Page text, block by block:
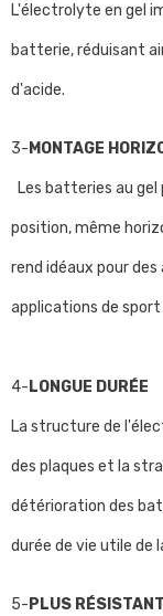
L'électrolyte en gel
batterie, réduisant
d'acide.
3- MONTAGE
Les batteries au
position, même
rend idéaux pour
applications de
4- LONGUE DURÉE
La structure de
des plaques et la
détérioration des
durée de vie utile de
5- PLUS